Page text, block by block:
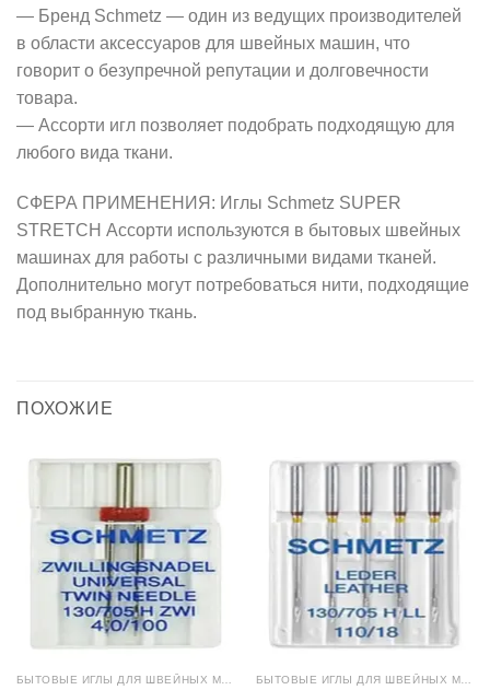
— Бренд Schmetz — один из ведущих производителей
в области аксессуаров для швейных машин, что
говорит о безупречной репутации и долговечности
товара.
— Ассорти игл позволяет подобрать подходящую для
любого вида ткани.
СФЕРА ПРИМЕНЕНИЯ: Иглы Schmetz SUPER
STRETCH Ассорти используются в бытовых швейных
машинах для работы с различными видами тканей.
Дополнительно могут потребоваться нити, подходящие
под выбранную ткань.
ПОХОЖИЕ
БЫТОВЫЕ ИГЛЫ ДЛЯ ШВЕЙНЫХ МАШИН БЫТОВЫЕ ИГЛЫ ДЛЯ ШВЕЙНЫХ МАШИН